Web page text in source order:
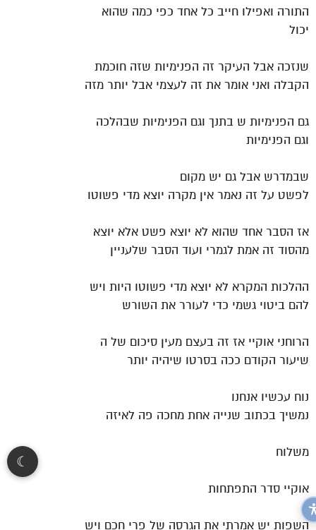
התורה ואפילו חייב כל אחד כפי כמה שהוא
יכול
שנזכה אבל העיקר זה הפנימיות שזה חוכמת
הקבלה ואני אומר את זה לעצמי אבל יותר מזה
גם הפנימיות ש בתנך וגם הפנימיות שבהלכה
וגם הפנימיות
שבמדרש אבל גם יש מקום
לפשט על זה נאמר אין מקרה יוצא מדי פשוטו
אז הסבר אחד שהוא לא יוצא פשט אלא יוצא
מהסוד זה אמת לגמרי ועוד הסבר שלעניין
ההלכות המקרא לא יוצא מדי פשוטו היות ויש
להם ביטוי גשמי כדי לעורר את השורש
הרוחני אוקיי אז זה בעצם מעין סיכום של ה
שיעור הקודם ככה בסרטו שיהיה יותר
נוח עכשיו אנחנו
נמשיך בכתוב שנייה אחת מחכה פה לאיזה
משלוח
אוקיי סדר התפתחות
השפות יש אמרתי את הגרסה של פרי חכם ויש
☾